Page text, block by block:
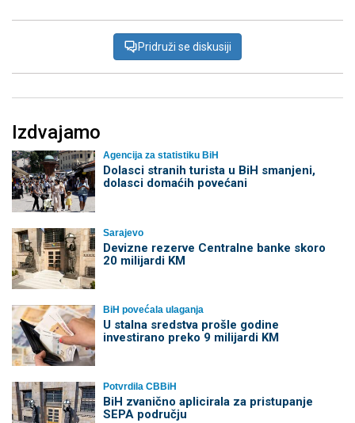
Pridruži se diskusiji
Izdvajamo
Agencija za statistiku BiH
Dolasci stranih turista u BiH smanjeni,
dolasci domaćih povećani
Sarajevo
Devizne rezerve Centralne banke skoro
20 milijardi KM
BiH povećala ulaganja
U stalna sredstva prošle godine
investirano preko 9 milijardi KM
Potvrdila CBBiH
BiH zvanično aplicirala za pristupanje
SEPA području